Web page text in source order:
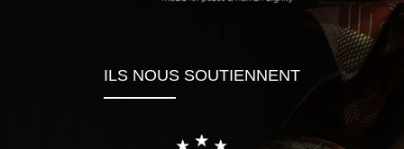
ILS NOUS SOUTIENNENT